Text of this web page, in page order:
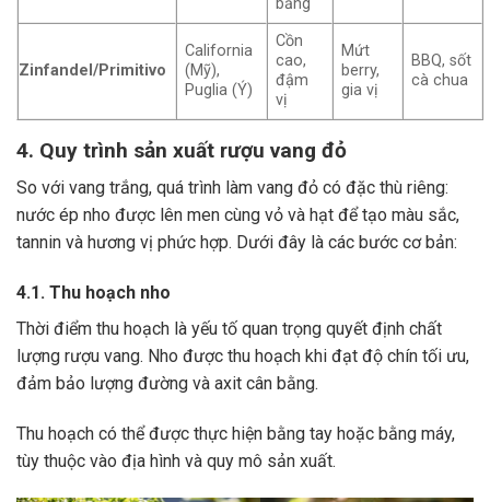
Zinfandel/Primitivo
California
(Mỹ),
Puglia (Ý)
Cồn
cao,
đậm
vị
Mứt
berry,
gia vị
BBQ, sốt
cà chua
4. Quy trình sản xuất rượu vang đỏ
So với vang trắng, quá trình làm vang đỏ có đặc thù riêng:
nước ép nho được lên men cùng vỏ và hạt để tạo màu sắc,
tannin và hương vị phức hợp. Dưới đây là các bước cơ bản:
4.1. Thu hoạch nho
Thời điểm thu hoạch là yếu tố quan trọng quyết định chất
lượng rượu vang. Nho được thu hoạch khi đạt độ chín tối ưu,
đảm bảo lượng đường và axit cân bằng.
Thu hoạch có thể được thực hiện bằng tay hoặc bằng máy,
tùy thuộc vào địa hình và quy mô sản xuất.